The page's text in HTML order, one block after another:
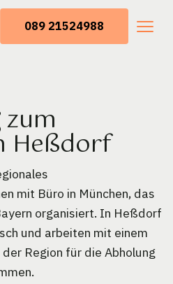
089 21524988
Heßdorf
mit Büro in München, das
organisiert. In Heßdorf
und arbeiten mit einem
Region für die Abholung